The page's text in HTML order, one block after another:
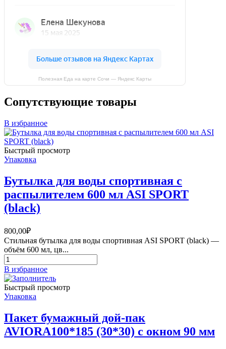
Полезная Еда на карте Сочи — Яндекс Карты
Сопутствующие товары
В избранное
Быстрый просмотр
Упаковка
Бутылка для воды спортивная с
распылителем 600 мл ASI SPORT
(black)
800,00₽
Стильная бутылка для воды спортивная ASI SPORT (black) —
объём 600 мл, цв...
Количество
товара
Бутылка
для
воды
с
распылителем
600
мл
В избранное
Быстрый просмотр
Упаковка
Пакет бумажный дой-пак
AVIORA100*185 (30*30) c окном 90 мм